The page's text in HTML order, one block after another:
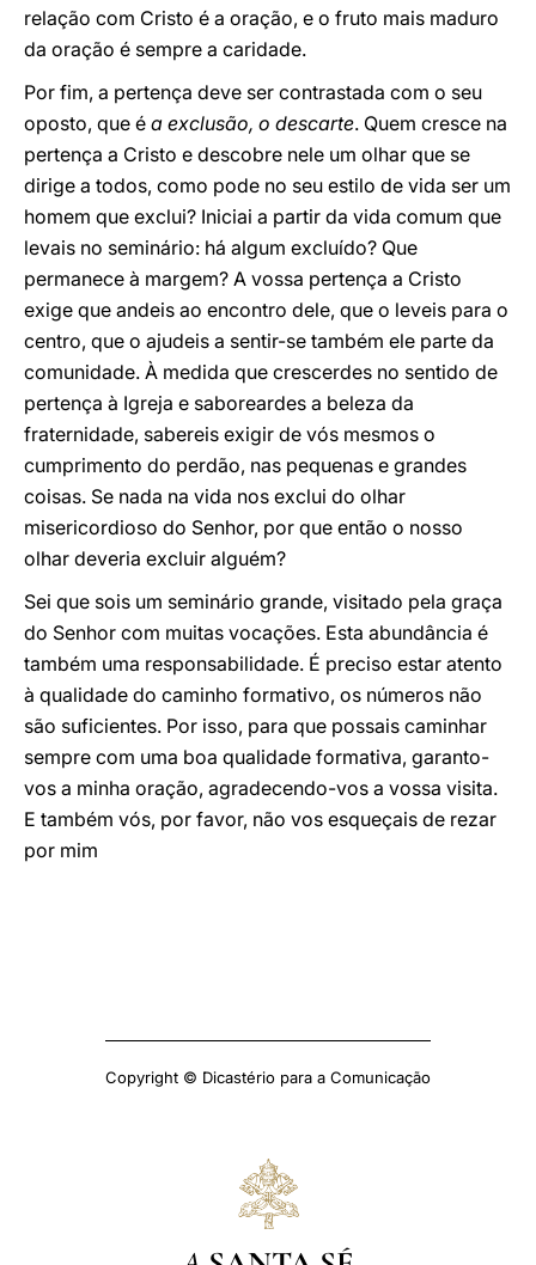
relação com Cristo é a oração, e o fruto mais maduro
da oração é sempre a caridade.
Por fim, a pertença deve ser contrastada com o seu
oposto, que é a exclusão, o descarte. Quem cresce na
pertença a Cristo e descobre nele um olhar que se
dirige a todos, como pode no seu estilo de vida ser um
homem que exclui? Iniciai a partir da vida comum que
levais no seminário: há algum excluído? Que
permanece à margem? A vossa pertença a Cristo
exige que andeis ao encontro dele, que o leveis para o
centro, que o ajudeis a sentir-se também ele parte da
comunidade. À medida que crescerdes no sentido de
pertença à Igreja e saboreardes a beleza da
fraternidade, sabereis exigir de vós mesmos o
cumprimento do perdão, nas pequenas e grandes
coisas. Se nada na vida nos exclui do olhar
misericordioso do Senhor, por que então o nosso
olhar deveria excluir alguém?
Sei que sois um seminário grande, visitado pela graça
do Senhor com muitas vocações. Esta abundância é
também uma responsabilidade. É preciso estar atento
à qualidade do caminho formativo, os números não
são suficientes. Por isso, para que possais caminhar
sempre com uma boa qualidade formativa, garanto-
vos a minha oração, agradecendo-vos a vossa visita.
E também vós, por favor, não vos esqueçais de rezar
por mim
Copyright © Dicastério para a Comunicação